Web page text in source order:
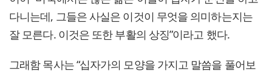
다니는데, 그들은 사실은 이것이 무엇을 의미하는지는
잘 모른다. 이것은 또한 부활의 상징”이라고 했다.
그래함 목사는 “십자가의 모양을 가지고 말씀을 풀어보